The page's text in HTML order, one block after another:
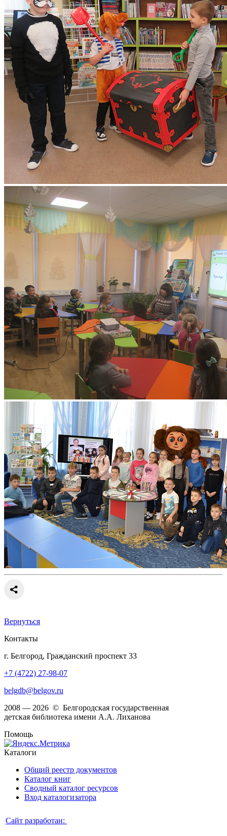
Вернуться
Контакты
г. Белгород, Гражданский проспект 33
+7 (4722) 27-98-07
belgdb@belgov.ru
2008 — 2026 © Белгородская государственная
детская библиотека имени А.А. Лиханова
Помощь
Каталоги
Общий реестр документов
Каталог книг
Сводный каталог ресурсов
Вход каталогизатора
Сайт разработан: